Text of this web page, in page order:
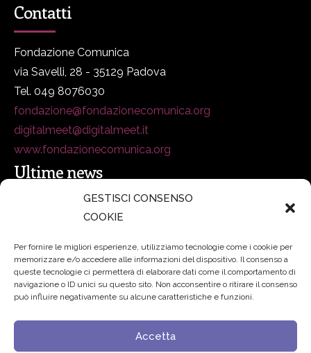
GESTISCI CONSENSO
COOKIE
Per fornire le migliori esperienze, utilizziamo tecnologie come i cookie per
memorizzare e/o accedere alle informazioni del dispositivo. Il consenso a
queste tecnologie ci permetterà di elaborare dati come il comportamento di
navigazione o ID unici su questo sito. Non acconsentire o ritirare il consenso
può influire negativamente su alcune caratteristiche e funzioni.
Accetta
Contatti
Fondazione Comunica
via Savelli, 28 - 35129 Padova
Tel. 049 8076030
fondazione@fondazionecomunica.org
digitalmeet@digitalmeet.it
www.fondazionecomunica.org
Ultime news
secsolutionforum 2026: è Bologna la nuova capitale
Padre Benanti: «Intelligenza artificiale? Contro i nuovi
algoritmi del potere serve una governance condivisa»
Edvance – Digital Education Hub Higher Education